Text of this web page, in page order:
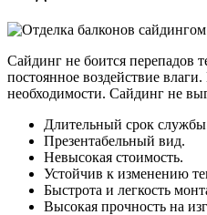
Сайдинг не боится перепадов
постоянное воздействие
необходимости. Сайдинг не
Длительный срок
Презентабельный вид.
Невысокая стоимость.
Устойчив к изменению
Быстрота и легкость
Высокая прочность на